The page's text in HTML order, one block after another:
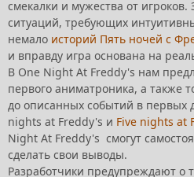
смекалки и мужества от
ситуаций, требующих
немало историй Пять ночей с
и вправду игра основана на
В One Night At Freddy's нам
первого аниматроника, а также
до описанных событий в первых
nights at Freddy's и Five nights at
Night At Freddy's смогут
сделать свои выводы.
Разработчики предупреждают о